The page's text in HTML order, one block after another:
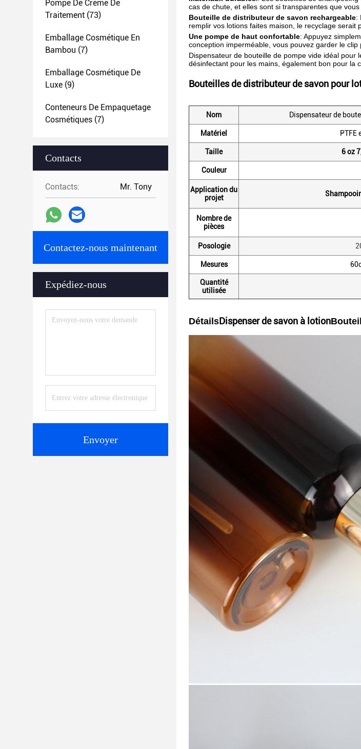
Pompe De Crème De
Traitement (73)
Emballage Cosmétique En
Bambou (7)
Emballage Cosmétique De
Luxe (9)
Conteneurs De Empaquetage
Cosmétiques (7)
Contacts
Contacts: Mr. Tony
Contactez-nous maintenant
Expédiez-nous
Envoyer
cas de chute, et elles sont si transparentes que
Bouteille de distributeur de savon rechargeable:
remplir vos lotions faites maison, le recyclage serait
Une pompe de haut confortable: Appuyez
conception imperméable, vous pouvez garder le
Dispensateur de bouteille de pompe vide idéal
désinfectant pour les mains, également bon pour la
Bouteilles de distributeur de savon pour
Nom Dispensateur de
Matériel PTFE
Taille 6 oz
Couleur
Application du
projet
Nombre de
pièces
Posologie
Mesures
Quantité
utilisée
DétailsDispenser de savon à lotion